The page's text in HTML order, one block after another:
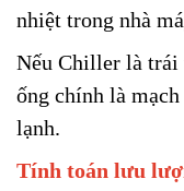
nhiệt trong nhà
Nếu Chiller là trái
ống chính là
lạnh.
Tính toán lưu